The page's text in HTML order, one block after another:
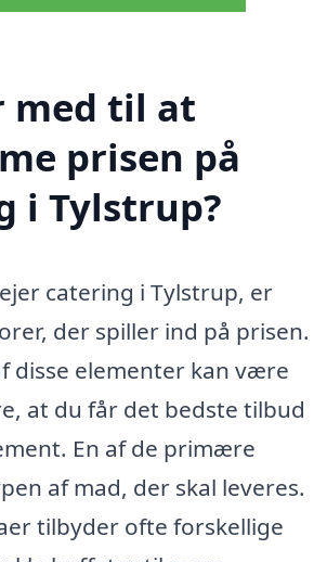
med til at
prisen på
i Tylstrup?
catering i Tylstrup, er
der spiller ind på prisen.
disse elementer kan være
at du får det bedste tilbud
En af de primære
af mad, der skal leveres.
tilbyder ofte forskellige